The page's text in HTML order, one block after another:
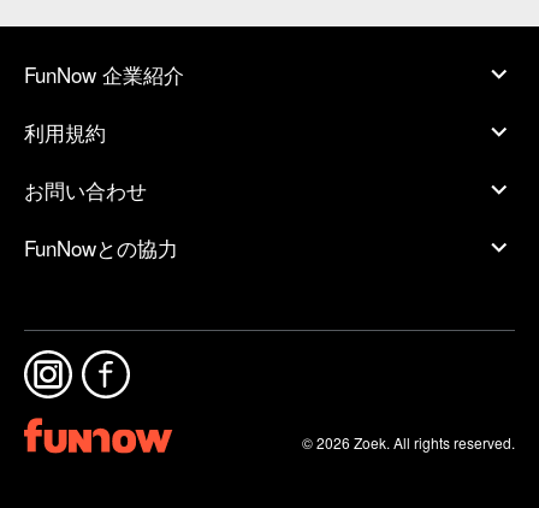
FunNow 企業紹介
利用規約
お問い合わせ
FunNowとの協力
© 2026 Zoek. All rights reserved.